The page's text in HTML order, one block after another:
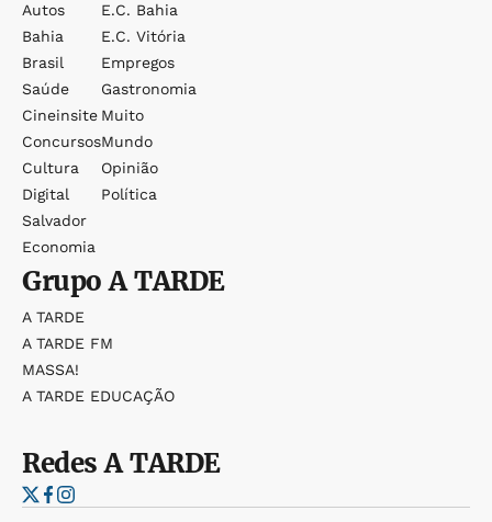
Autos
Bahia
Brasil
Saúde
Cineinsite
Concursos
Cultura
Digital
Salvador
Economia
E.c. Bahia
E.c. Vitória
Empregos
Gastronomia
Muito
Mundo
Opinião
Política
GrupoA TARDE
A TARDE
A TARDE FM
MASSA!
A TARDE EDUCAÇÃO
RedesA TARDE